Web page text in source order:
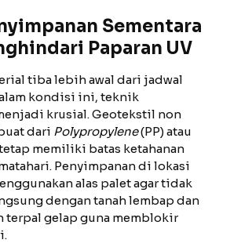
Sementara
Paparan UV
tiba lebih awal dari jadwal
kondisi ini, teknik
krusial. Geotekstil non
dari Polypropylene(PP) atau
memiliki batas ketahanan
Penyimpanan di lokasi
alas palet agar tidak
dengan tanah lembap dan
gelap guna memblokir